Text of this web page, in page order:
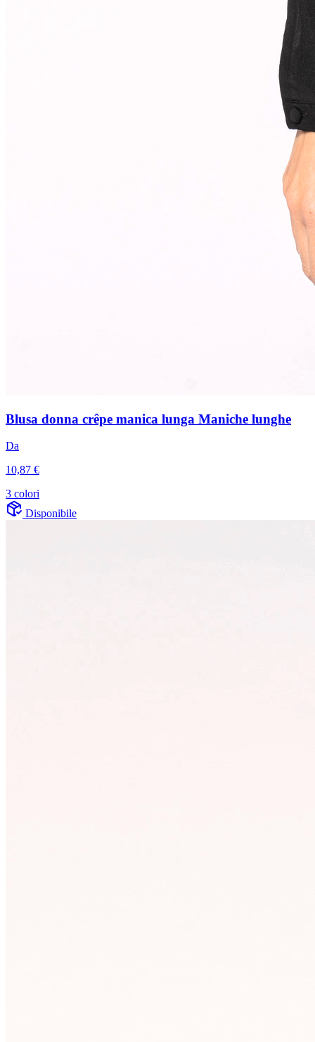
Blusa donna crêpe manica lunga Maniche lunghe
Da
10,87 €
3 colori
Disponibile